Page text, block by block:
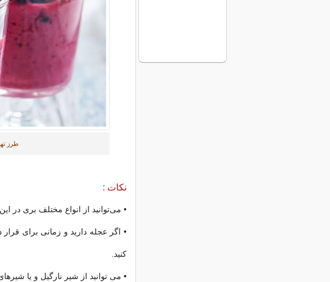
طرز
نکات :
• می‌توانید از انواع مختلف بری در
• اگر عجله دارید و زمانی برای قرار
کنید.
• می توانید از شیر نارگیل و یا